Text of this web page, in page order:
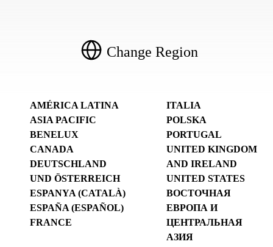
Change Region
AMÉRICA LATINA
ASIA PACIFIC
BENELUX
CANADA
DEUTSCHLAND
UND ÖSTERREICH
ESPANYA (CATALÀ)
ESPAÑA (ESPAÑOL)
FRANCE
ITALIA
POLSKA
PORTUGAL
UNITED KINGDOM
AND IRELAND
UNITED STATES
ВОСТОЧНАЯ
ЕВРОПА И
ЦЕНТРАЛЬНАЯ
АЗИЯ